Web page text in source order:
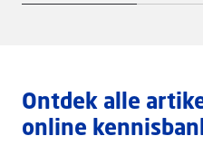
Ontdek alle
online